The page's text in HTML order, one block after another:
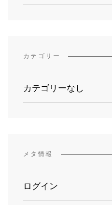
カテゴリー
カテゴリーなし
メタ情報
ログイン